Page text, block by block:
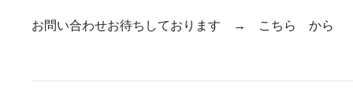
お問い合わせお待ちしております → こちら から